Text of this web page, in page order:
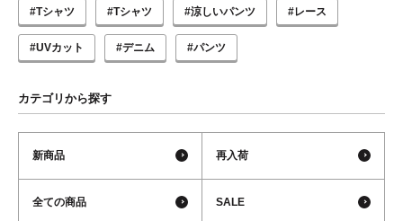
#Tシャツ #Tシャツ #涼しいパンツ #レース
#UVカット #デニム #パンツ
カテゴリから探す
新商品 再入荷
全ての商品 SALE